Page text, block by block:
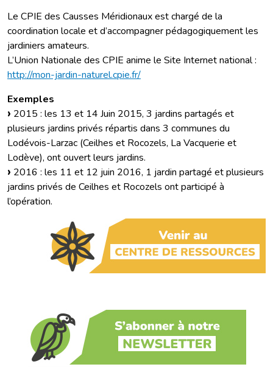
Le CPIE des Causses Méridionaux est chargé de la
coordination locale et d’accompagner pédagogiquement les
jardiniers amateurs.
L’Union Nationale des CPIE anime le Site Internet national :
http://mon-jardin-naturel.cpie.fr/
Exemples
2015 : les 13 et 14 Juin 2015, 3 jardins partagés et
plusieurs jardins privés répartis dans 3 communes du
Lodévois-Larzac (Ceilhes et Rocozels, La Vacquerie et
Lodève), ont ouvert leurs jardins.
2016 : les 11 et 12 juin 2016, 1 jardin partagé et plusieurs
jardins privés de Ceilhes et Rocozels ont participé à
l’opération.